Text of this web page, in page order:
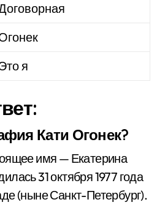
я
Кати Огонек?
имя — Екатерина
31 октября 1977 года
(ныне Санкт-Петербург).